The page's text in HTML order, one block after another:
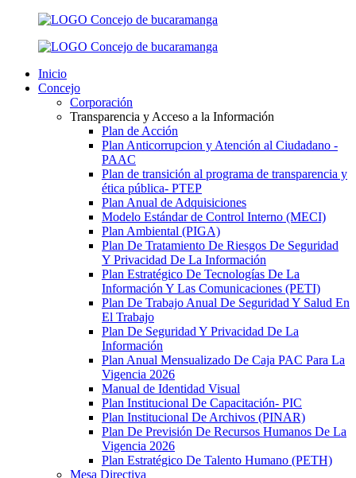
Inicio
Concejo
Corporación
Transparencia y Acceso a la Información
Plan de Acción
Plan Anticorrupcion y Atención al Ciudadano -
PAAC
Plan de transición al programa de transparencia y
ética pública- РТЕР
Plan Anual de Adquisiciones
Modelo Estándar de Control Interno (MECI)
Plan Ambiental (PIGA)
Plan De Tratamiento De Riesgos De Seguridad
Y Privacidad De La Información
Plan Estratégico De Tecnologías De La
Información Y Las Comunicaciones (PETI)
Plan De Trabajo Anual De Seguridad Y Salud En
El Trabajo
Plan De Seguridad Y Privacidad De La
Información
Plan Anual Mensualizado De Caja PAC Para La
Vigencia 2026
Manual de Identidad Visual
Plan Institucional De Capacitación- PIC
Plan Institucional De Archivos (PINAR)
Plan De Previsión De Recursos Humanos De La
Vigencia 2026
Plan Estratégico De Talento Humano (PETH)
Mesa Directiva